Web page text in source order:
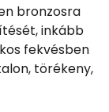
bronzosra
inkább
fekvésben
törékeny,